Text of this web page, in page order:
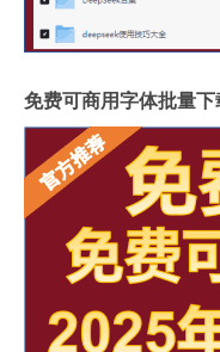
免费可商用字体批量下